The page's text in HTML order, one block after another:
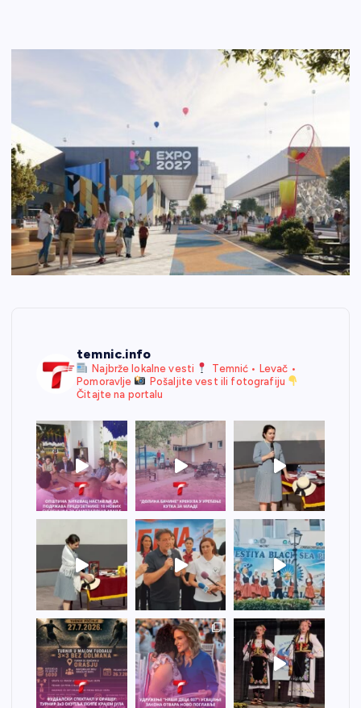
temnic.info
Najbrže lokalne vesti
Temnić • Levač •
Pomoravlje
Pošaljite vest ili fotografiju
Čitajte na portalu